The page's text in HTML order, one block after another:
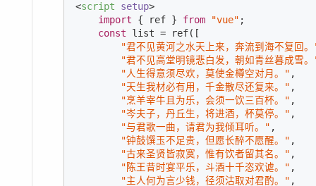
<script setup>
import { ref } from "vue" ;
const list = ref([
"君不见黄河之水天上来，奔流到海不复回
"君不见高堂明镜悲白发，朝如青丝暮成雪
"人生得意须尽欢，莫使金樽空对月。" ,
"天生我材必有用，千金散尽还复来。" ,
"烹羊宰牛且为乐，会须一饮三百杯。" ,
"岑夫子，丹丘生，将进酒，杯莫停。" ,
"与君歌一曲，请君为我倾耳听。" ,
"钟鼓馔玉不足贵，但愿长醉不愿醒。" ,
"古来圣贤皆寂寞，惟有饮者留其名。" ,
"陈王昔时宴平乐，斗酒十千恣欢谑。" ,
"主人何为言少钱，径须沽取对君酌。" ,